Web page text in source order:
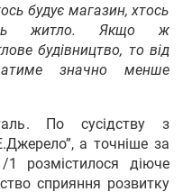
будує магазин, хтось
житло. Якщо ж
будівництво, то від
значно менше
По сусідству з
а точніше за
розмістилося діюче
сприяння розвитку